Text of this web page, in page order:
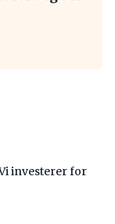
investerer for